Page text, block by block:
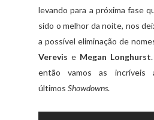
levando para a próxima fase
sido o melhor da noite, nos
a possível eliminação de
Verevis e Megan Longhurst
então vamos as incríveis
últimos Showdowns.